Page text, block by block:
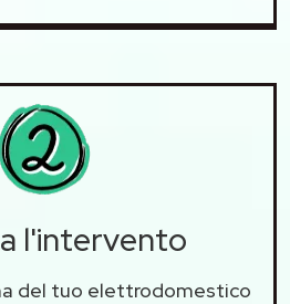
l'intervento
del tuo elettrodomestico